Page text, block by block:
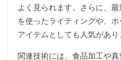
よく見られます。さらに、
を使ったライティングや、
アイテムとしても人気があり
関連技術には、食品加工や